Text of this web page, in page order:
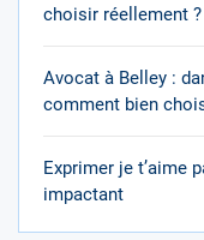
choisir réellement ?
Avocat à Belley :
comment bien
Exprimer je t’aime
impactant